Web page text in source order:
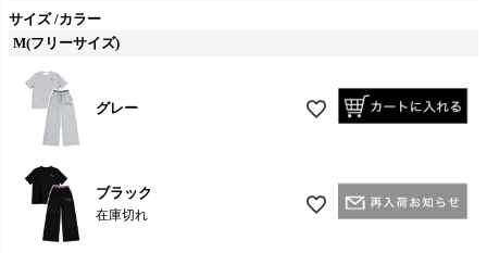
サイズ カラー
M(フリーサイズ)
グレー
ブラック
在庫切れ